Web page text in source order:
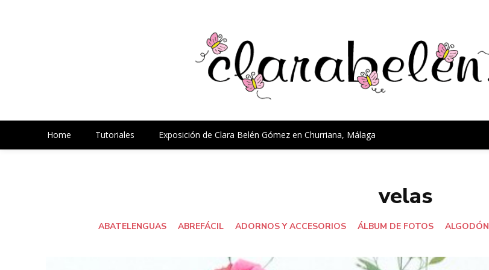
Home Tutoriales Exposición de Clara Belén Gómez en Churriana, Málaga
velas
ABATELENGUAS ABREFÁCIL ADORNOS Y ACCESORIOS ÁLBUM DE FOTOS ALGODÓN